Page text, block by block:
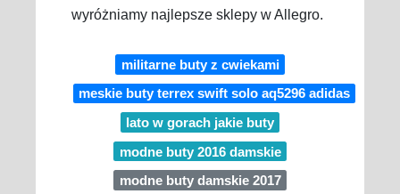
wyróżniamy najlepsze sklepy w Allegro.
militarne buty z cwiekami
meskie buty terrex swift solo aq5296 adidas
lato w gorach jakie buty
modne buty 2016 damskie
modne buty damskie 2017